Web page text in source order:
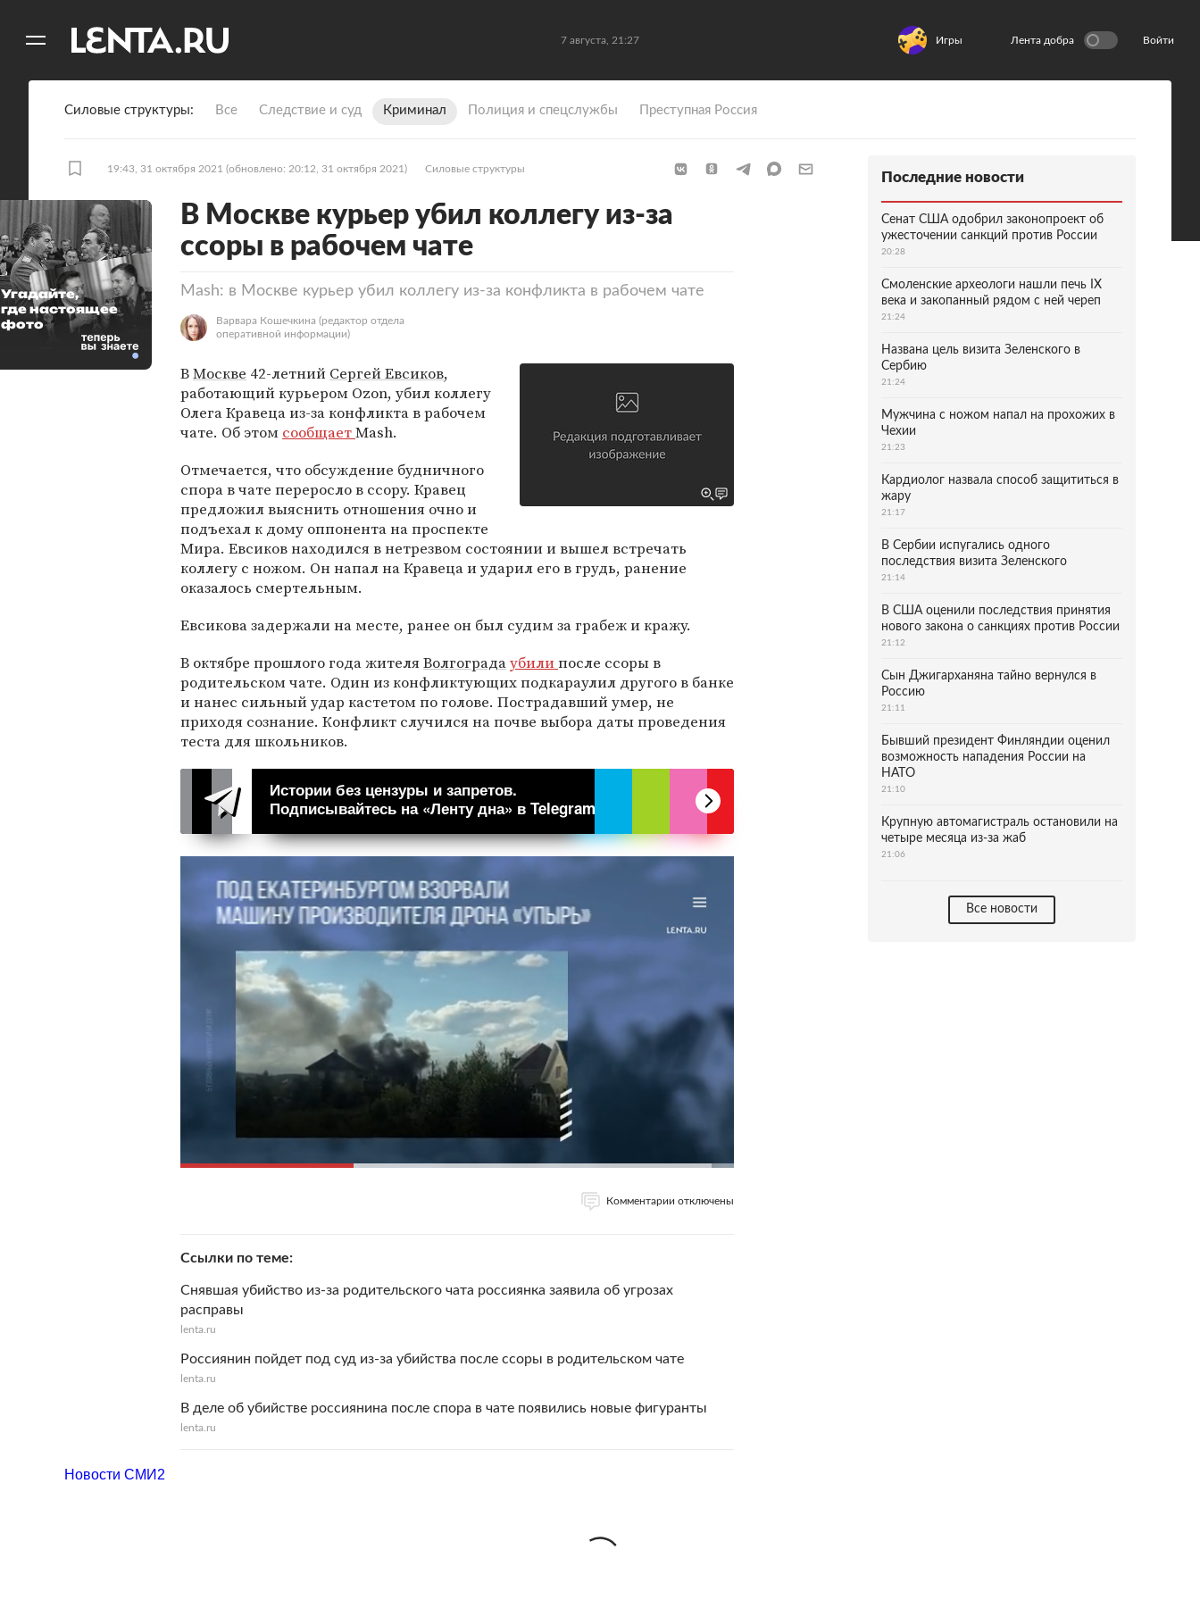
7 августа, 21:27 Игры Лента добра Войти
Силовые структуры Все Следствие и суд Криминал Полиция и спецслужбы Преступная Россия
19:43, 31 октября 2021 (обновлено: 20:12, 31 октября 2021) Силовые структуры
В Москве курьер убил коллегу из-за
ссоры в рабочем чате
Mash: в Москве курьер убил коллегу из-за конфликта в рабочем чате
Варвара Кошечкина (редактор отдела
оперативной информации)
ВМоскве 42-летний Сергей Евсиков,
работающий курьером Ozon, убил коллегу
Олега Кравеца из-за конфликта в рабочем
чате. Об этом сообщаетMash.
Отмечается, что обсуждение будничного
спора в чате переросло в ссору. Кравец
предложил выяснить отношения очно и
подъехал к дому оппонента на проспекте
Мира. Евсиков находился в нетрезвом состоянии и вышел встречать
коллегу с ножом. Он напал на Кравеца и ударил его в грудь, ранение
оказалось смертельным.
Евсикова задержали на месте, ранее он был судим за грабеж и кражу.
В октябре прошлого года жителяВолгоградаубилипосле ссоры в
родительском чате. Один из конфликтующих подкараулил другого в банке
и нанес сильный удар кастетом по голове. Пострадавший умер, не
приходя сознание. Конфликт случился на почве выбора даты проведения
теста для школьников.
Истории без цензуры и запретов.
Подписывайтесь на «Ленту дна» в Telegram
Комментарии отключены
Ссылки по теме
Снявшая убийство из-за родительского чата россиянка заявила об угрозах
расправы
lenta.ru
Россиянин пойдет под суд из-за убийства после ссоры в родительском чате
lenta.ru
В деле об убийстве россиянина после спора в чате появились новые фигуранты
lenta.ru
Угадайте,
где настоящее
фото
Последние новости
Сенат США одобрил законопроект об
ужесточении санкций против России
20:28
Смоленские археологи нашли печь IX
века и закопанный рядом с ней череп
21:24
Названа цель визита Зеленского в
Сербию
21:24
Мужчина с ножом напал на прохожих в
Чехии
21:23
Кардиолог назвала способ защититься в
жару
21:17
В Сербии испугались одного
последствия визита Зеленского
21:14
В США оценили последствия принятия
нового закона о санкциях против России
21:12
Сын Джигарханяна тайно вернулся в
Россию
21:11
Бывший президент Финляндии оценил
возможность нападения России на
НАТО
21:10
Крупную автомагистраль остановили на
четыре месяца из-за жаб
21:06
Все новости
Новости СМИ2